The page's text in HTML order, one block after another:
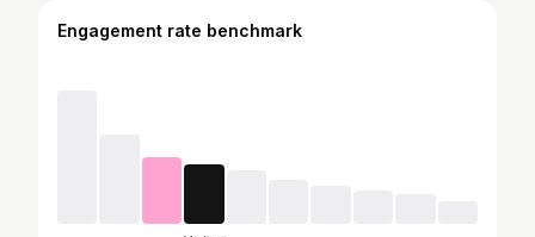
Engagement rate benchmark